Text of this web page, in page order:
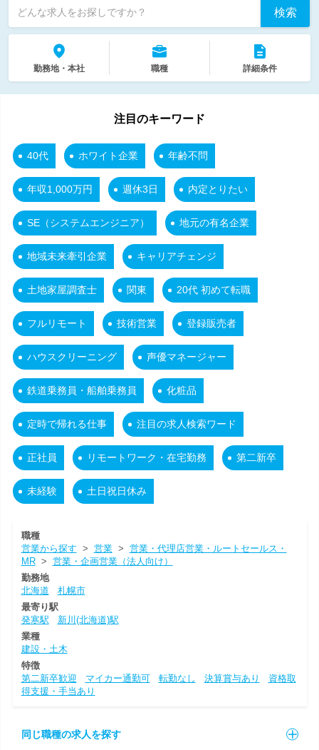
どんな求人をお探しですか？ 検索
勤務地・本社 職種 詳細条件
注目のキーワード
40代 ホワイト企業 年齢不問
年収1,000万円 週休3日 内定とりたい
SE（システムエンジニア） 地元の有名企業
地域未来牽引企業 キャリアチェンジ
土地家屋調査士 関東 20代 初めて転職
フルリモート 技術営業 登録販売者
ハウスクリーニング 声優マネージャー
鉄道乗務員・船舶乗務員 化粧品
定時で帰れる仕事 注目の求人検索ワード
正社員 リモートワーク・在宅勤務 第二新卒
未経験 土日祝日休み
職種
営業から探す > 営業> 営業・代理店営業・ルートセールス・
MR> 営業・企画営業（法人向け）
勤務地
北海道
札幌市
最寄り駅
発寒駅
新川(北海道)駅
業種
建設・土木
特徴
第二新卒歓迎
マイカー通勤可 転勤なし 決算賞与あり
資格取
得支援・手当あり
同じ職種の求人を探す